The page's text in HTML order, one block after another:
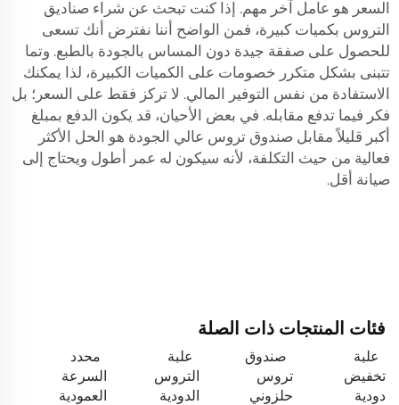
السعر هو عامل آخر مهم. إذا كنت تبحث عن شراء صناديق
التروس بكميات كبيرة، فمن الواضح أننا نفترض أنك تسعى
للحصول على صفقة جيدة دون المساس بالجودة بالطبع. وتما
تتبنى بشكل متكرر خصومات على الكميات الكبيرة، لذا يمكنك
الاستفادة من نفس التوفير المالي. لا تركز فقط على السعر؛ بل
فكر فيما تدفع مقابله. في بعض الأحيان، قد يكون الدفع بمبلغ
أكبر قليلاً مقابل صندوق تروس عالي الجودة هو الحل الأكثر
فعالية من حيث التكلفة، لأنه سيكون له عمر أطول ويحتاج إلى
صيانة أقل.
فئات المنتجات ذات الصلة
علبة
تخفيض
دودية
صندوق
تروس
حلزوني
علبة
التروس
الدودية
محدد
السرعة
العمودية